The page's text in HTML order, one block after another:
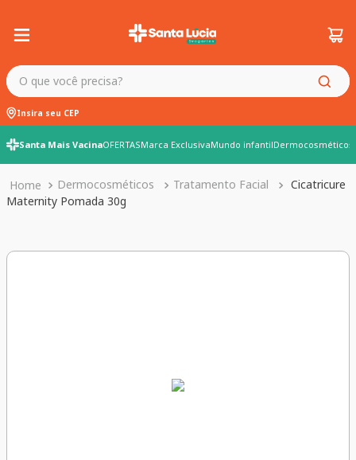
O que você precisa?
Insira seu CEP
Santa Mais VacinaOFERTASMarca ExclusivaMundo infantilDermocosméticos
Dermocosméticos Tratamento Facial
Cicatricure
Maternity Pomada 30g